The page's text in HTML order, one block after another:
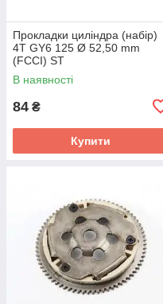
Прокладки циліндра (набір)
4T GY6 125 Ø 52,50 mm
(FCCI) ST
В наявності
84 ₴
Купити